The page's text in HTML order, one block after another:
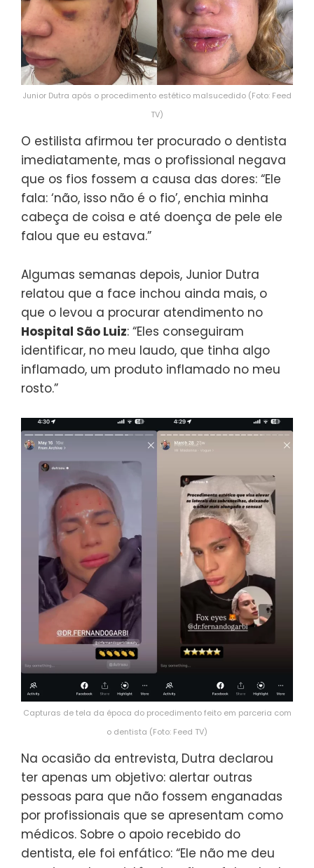
Junior Dutra após o procedimento estético malsucedido (Foto: Feed
TV)
O estilista afirmou ter procurado o dentista
imediatamente, mas o profissional negava
que os fios fossem a causa das dores: “Ele
fala: ‘não, isso não é o fio’, enchia minha
cabeça de coisa e até doença de pele ele
falou que eu estava.”
Algumas semanas depois, Junior Dutra
relatou que a face inchou ainda mais, o
que o levou a procurar atendimento no
Hospital São Luiz: “Eles conseguiram
identificar, no meu laudo, que tinha algo
inflamado, um produto inflamado no meu
rosto.”
Capturas de tela da época do procedimento feito em parceria com
o dentista (Foto: Feed TV)
Na ocasião da entrevista, Dutra declarou
ter apenas um objetivo: alertar outras
pessoas para que não fossem enganadas
por profissionais que se apresentam como
médicos. Sobre o apoio recebido do
dentista, ele foi enfático: “Ele não me deu